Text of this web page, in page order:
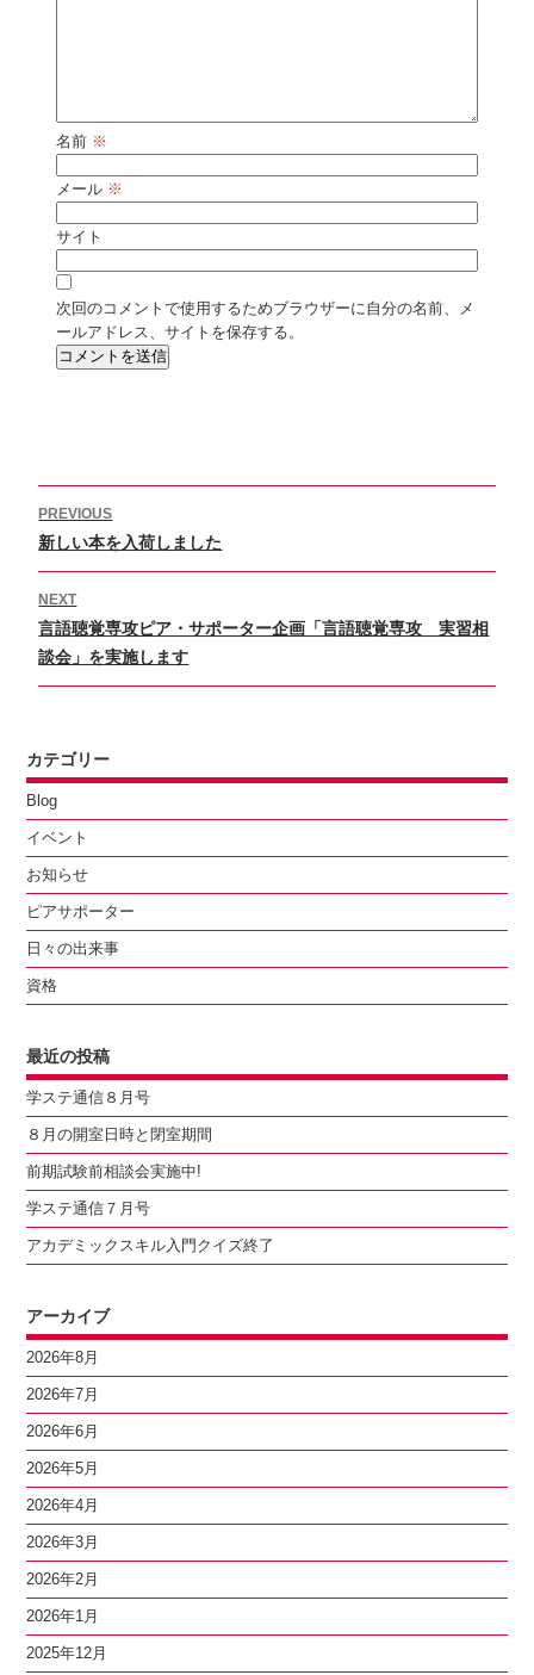
名前 ※
メール ※
サイト
次回のコメントで使用するためブラウザーに自分の名前、メ
ールアドレス、サイトを保存する。
稿
ナ
ビ
ゲ
ー
シ
ョ
ン
PREVIOUS
Previous
post:
新しい本を入荷しました
NEXT
Next
post:
言語聴覚専攻ピア・サポーター企画「言語聴覚専攻 実習相
談会」を実施します
カテゴリー
Blog
イベント
お知らせ
ピアサポーター
日々の出来事
資格
最近の投稿
学ステ通信８月号
８月の開室日時と閉室期間
前期試験前相談会実施中!
学ステ通信７月号
アカデミックスキル入門クイズ終了
アーカイブ
2026年8月
2026年7月
2026年6月
2026年5月
2026年4月
2026年3月
2026年2月
2026年1月
2025年12月